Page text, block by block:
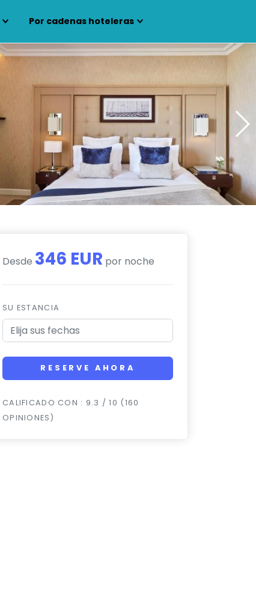
Por cadenas hoteleras
Desde 346 EUR por noche
SU ESTANCIA
RESERVE AHORA
CALIFICADO CON : 9.3 / 10 (160
OPINIONES)